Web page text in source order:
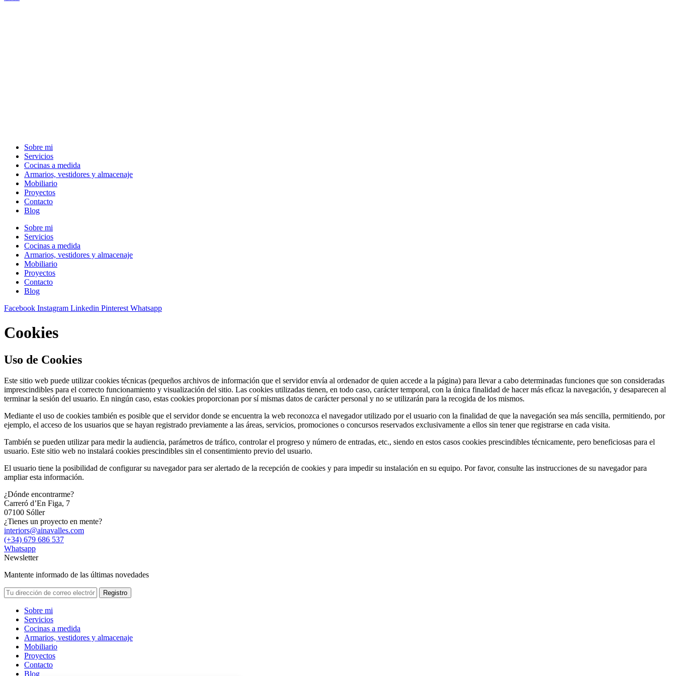
Sobre mi
Servicios
Cocinas a medida
Armarios, vestidores y almacenaje
Mobiliario
Proyectos
Contacto
Blog
Sobre mi
Servicios
Cocinas a medida
Armarios, vestidores y almacenaje
Mobiliario
Proyectos
Contacto
Blog
Facebook Instagram Linkedin Pinterest Whatsapp
Cookies
Uso de Cookies
Este sitio web puede utilizar cookies técnicas (pequeños archivos de información que el servidor envía al ordenador de quien accede a la página) para llevar a cabo determinadas funciones que son consideradas
imprescindibles para el correcto funcionamiento y visualización del sitio. Las cookies utilizadas tienen, en todo caso, carácter temporal, con la única finalidad de hacer más eficaz la navegación, y desaparecen al
terminar la sesión del usuario. En ningún caso, estas cookies proporcionan por sí mismas datos de carácter personal y no se utilizarán para la recogida de los mismos.
Mediante el uso de cookies también es posible que el servidor donde se encuentra la web reconozca el navegador utilizado por el usuario con la finalidad de que la navegación sea más sencilla, permitiendo, por
ejemplo, el acceso de los usuarios que se hayan registrado previamente a las áreas, servicios, promociones o concursos reservados exclusivamente a ellos sin tener que registrarse en cada visita.
También se pueden utilizar para medir la audiencia, parámetros de tráfico, controlar el progreso y número de entradas, etc., siendo en estos casos cookies prescindibles técnicamente, pero beneficiosas para el
usuario. Este sitio web no instalará cookies prescindibles sin el consentimiento previo del usuario.
El usuario tiene la posibilidad de configurar su navegador para ser alertado de la recepción de cookies y para impedir su instalación en su equipo. Por favor, consulte las instrucciones de su navegador para
ampliar esta información.
¿Dónde encontrarme?
Carreró d’En Figa, 7
07100 Sóller
¿Tienes un proyecto en mente?
interiors@ainavalles.com
(+34) 679 686 537
Whatsapp
Newsletter
Mantente informado de las últimas novedades
Sobre mi
Servicios
Cocinas a medida
Armarios, vestidores y almacenaje
Mobiliario
Proyectos
Contacto
Blog